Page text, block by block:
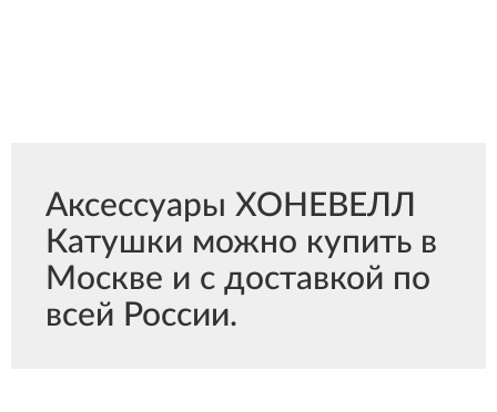
Аксессуары ХОНЕВЕЛЛ
Катушки можно купить в
Москве и с доставкой по
всей России.